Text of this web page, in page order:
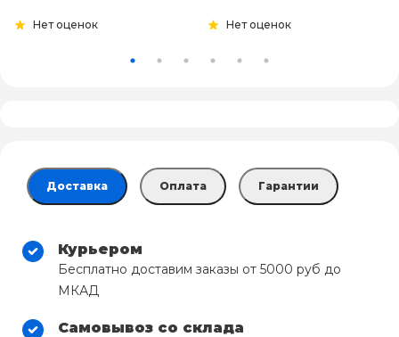
Нет оценок Нет оценок
Доставка Оплата Гарантии
Курьером
Бесплатно доставим заказы от 5000 руб до
МКАД
Самовывоз со склада